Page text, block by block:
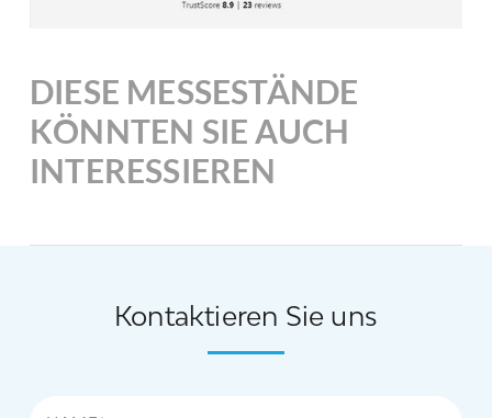
DIESE MESSESTÄNDE
KÖNNTEN SIE AUCH
INTERESSIEREN
Kontaktieren Sie uns